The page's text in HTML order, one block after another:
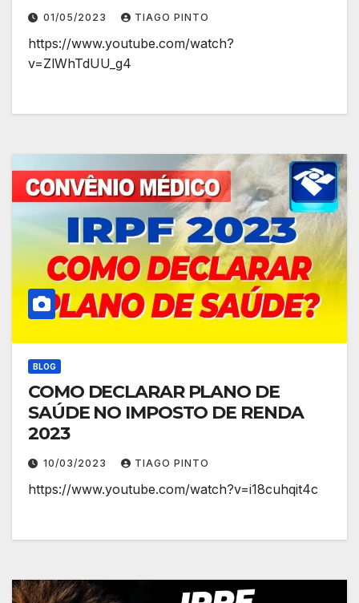
01/05/2023 TIAGO PINTO
https://www.youtube.com/watch?
v=ZlWhTdUU_g4
BLOG
COMO DECLARAR PLANO DE
SAÚDE NO IMPOSTO DE RENDA
2023
10/03/2023 TIAGO PINTO
https://www.youtube.com/watch?v=i18cuhqit4c